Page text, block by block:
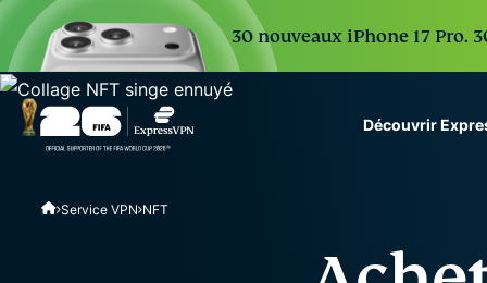
30 nouveaux iPhone 17
Découvrir
scale.
Service VPN NFT